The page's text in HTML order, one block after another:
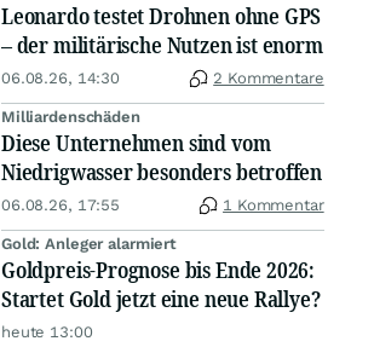
Leonardo testet Drohnen ohne GPS
– der militärische Nutzen ist enorm
06.08.26, 14:30 2 Kommentare
Milliardenschäden
Diese Unternehmen sind vom
Niedrigwasser besonders betroffen
06.08.26, 17:55 1 Kommentar
Gold: Anleger alarmiert
Goldpreis-Prognose bis Ende 2026:
Startet Gold jetzt eine neue Rallye?
heute 13:00